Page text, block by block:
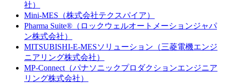
社）
Mini-MES（株式会社テクスパイア）
Pharma Suite®（ロックウェルオートメーションジャパ
ン株式会社）
MITSUBISHI-E-MESソリューション（三菱電機エンジ
ニアリング株式会社）
MP-Connect（パナソニックプロダクションエンジニア
リング株式会社）